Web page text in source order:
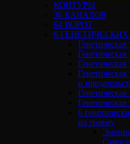
КОНТУРЫ
36 КАНАЛОВ
64 ВОРОТ
6
и
6
на травму